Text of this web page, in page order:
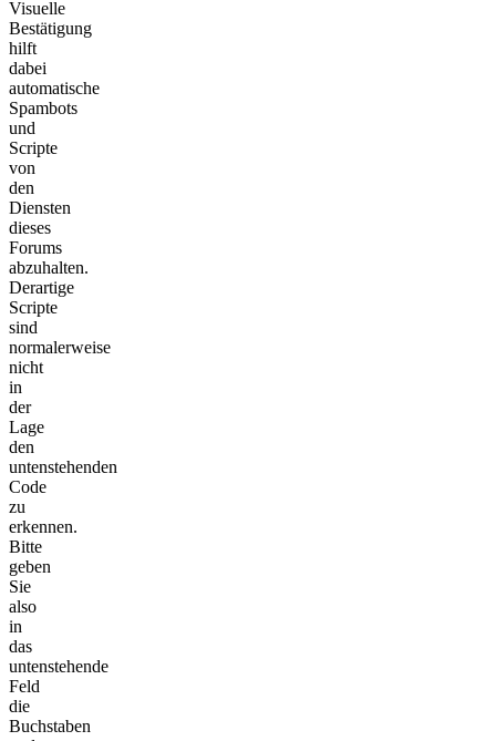
Visuelle
Bestätigung
hilft
dabei
automatische
Spambots
und
Scripte
von
den
Diensten
dieses
Forums
abzuhalten.
Derartige
Scripte
sind
normalerweise
nicht
in
der
Lage
den
untenstehenden
Code
zu
erkennen.
Bitte
geben
Sie
also
in
das
untenstehende
Feld
die
Buchstaben